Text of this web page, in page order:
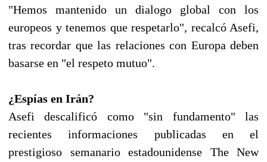
"Hemos mantenido un dialogo global con los
europeos y tenemos que respetarlo", recalcó Asefi,
tras recordar que las relaciones con Europa deben
basarse en "el respeto mutuo".
¿Espías en Irán?
Asefi descalificó como "sin fundamento" las
recientes informaciones publicadas en el
prestigioso semanario estadounidense The New